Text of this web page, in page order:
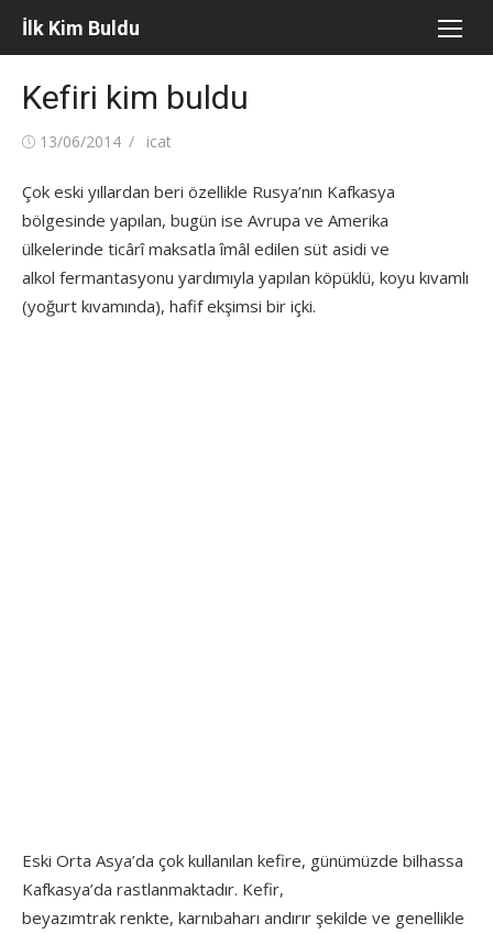
Skip
İlk Kim Buldu
Kefiri kim buldu
Posted
13/06/2014 Author
icat
Çok eski yıllardan beri özellikle Rusya’nın Kafkasya
bölgesinde yapılan, bugün ise Avrupa ve Amerika
ülkelerinde ticârî maksatla îmâl edilen süt asidi ve
alkol fermantasyonu yardımıyla yapılan köpüklü, koyu kıvamlı
(yoğurt kıvamında), hafif ekşimsi bir içki.
Eski Orta Asya’da çok kullanılan kefire, günümüzde bilhassa
Kafkasya’da rastlanmaktadır. Kefir,
beyazımtrak renkte, karnıbaharı andırır şekilde ve genellikle